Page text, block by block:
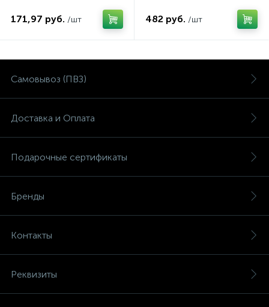
171,97 руб. /шт 482 руб. /шт
Самовывоз (ПВЗ)
Доставка и Оплата
Подарочные сертификаты
Бренды
Контакты
Реквизиты